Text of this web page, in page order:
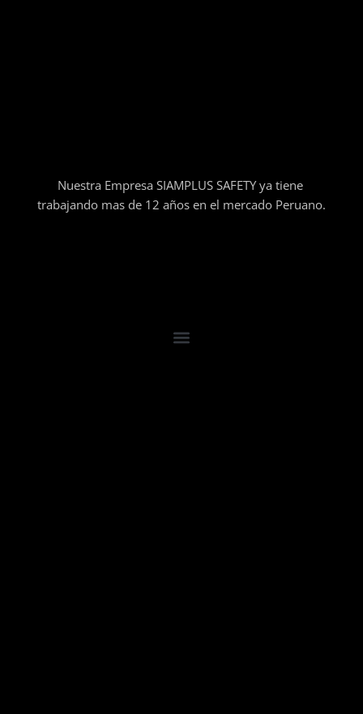
Nuestra Empresa SIAMPLUS SAFETY ya tiene
trabajando mas de 12 años en el mercado Peruano.